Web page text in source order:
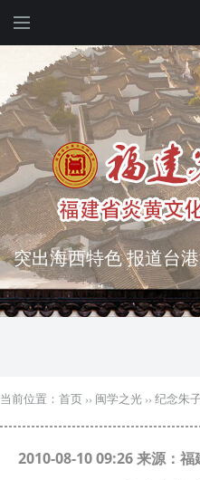
弘扬优秀文化 振奋民
瑰宝 宣传中华精英
突出海西特色 报道台
当前位置： 首页 ›› 闽学之光 ›› 纪念朱
2010-08-10 09:26 来源：福